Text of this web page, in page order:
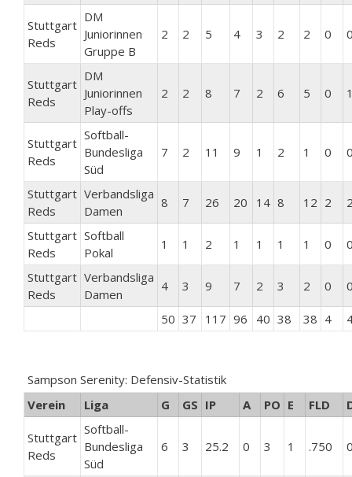
Stuttgart
Reds
DM
Juniorinnen
Gruppe B
2 2 5 4 3 2 2 0
Stuttgart
Reds
DM
Juniorinnen
Play-offs
2 2 8 7 2 6 5 0
Stuttgart
Reds
Softball-
Bundesliga
Süd
7 2 11 9 1 2 1 0
Stuttgart
Reds
Verbandsliga
Damen
8 7 26 20 14 8 12 2
Stuttgart
Reds
Softball
Pokal
1 1 2 1 1 1 1 0
Stuttgart
Reds
Verbandsliga
Damen
4 3 9 7 2 3 2 0
50 37 117 96 40 38 38 4
Sampson Serenity: Defensiv-Statistik
Verein
Liga G GS IP A PO E FLD
Stuttgart
Reds
Softball-
Bundesliga
Süd
6 3 25.2 0 3 1 .750